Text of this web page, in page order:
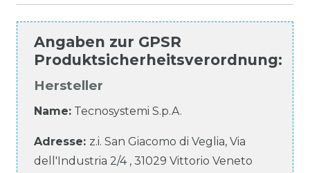
Angaben zur GPSR
Produktsicherheitsverordnung:
Hersteller
Name: Tecnosystemi S.p.A.
Adresse: z.i. San Giacomo di Veglia, Via
dell'Industria 2/4, 31029 Vittorio Veneto